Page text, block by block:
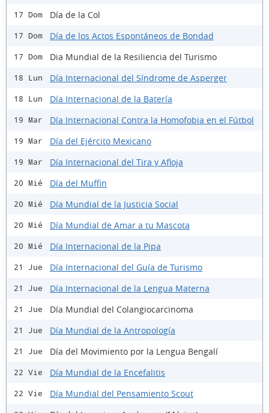
17 Dom Día de la Col
17 Dom Día de los Actos Espontáneos de Bondad
17 Dom Dia Mundial de la Resiliencia del Turismo
18 Lun Día Internacional del Síndrome de Asperger
18 Lun Día Internacional de la Batería
19 Mar Día Internacional Contra la Homofobia en el Fútbol
19 Mar Día del Ejército Mexicano
19 Mar Día Internacional del Tira y Afloja
20 Mié Día del Muffin
20 Mié Día Mundial de la Justicia Social
20 Mié Día Mundial de Amar a tu Mascota
20 Mié Día Internacional de la Pipa
21 Jue Día Internacional del Guía de Turismo
21 Jue Día Internacional de la Lengua Materna
21 Jue Día Mundial del Colangiocarcinoma
21 Jue Día Mundial de la Antropología
21 Jue Día del Movimiento por la Lengua Bengalí
22 Vie Día Mundial de la Encefalitis
22 Vie Día Mundial del Pensamiento Scout